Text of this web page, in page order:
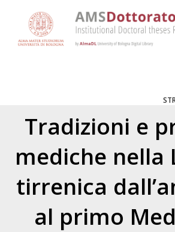
Tradizioni e
mediche nella
tirrenica
al primo